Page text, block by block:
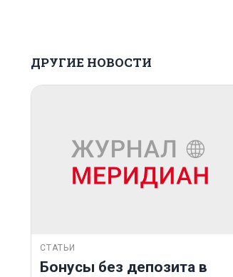
ДРУГИЕ НОВОСТИ
СТАТЬИ
Бонусы без депозита в